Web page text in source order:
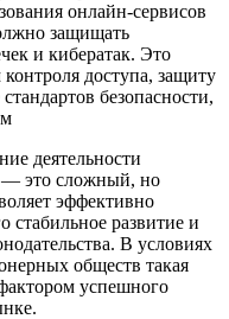
онлайн-сервисов
защищать
и кибератак. Это
контроля доступа, защиту
безопасности,
деятельности
— это сложный, но
эффективно
стабильное развитие и
В условиях
обществ такая
успешного